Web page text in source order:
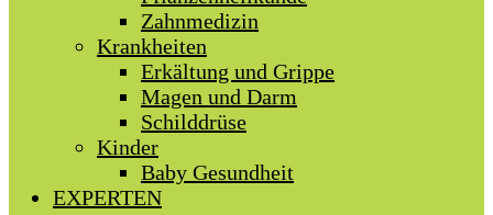
Zahnmedizin
Krankheiten
Erkältung und Grippe
Magen und Darm
Schilddrüse
Kinder
Baby Gesundheit
EXPERTEN